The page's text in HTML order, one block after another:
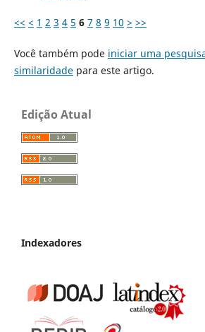
<< < 1 2 3 4 5 6 7 8 9 10 > >>
Você também pode iniciar uma
similaridadepara este artigo.
Edição Atual
Indexadores